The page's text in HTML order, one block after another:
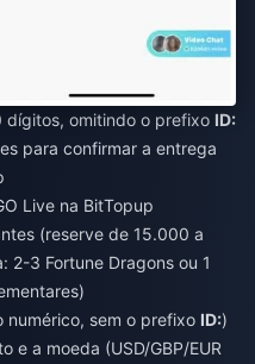
dígitos, omitindo o prefixo ID:
para confirmar a entrega
Live na BitTopup
(reserve de 15.000 a
2-3 Fortune Dragons ou 1
numérico, sem o prefixo ID:)
e a moeda (USD/GBP/EUR